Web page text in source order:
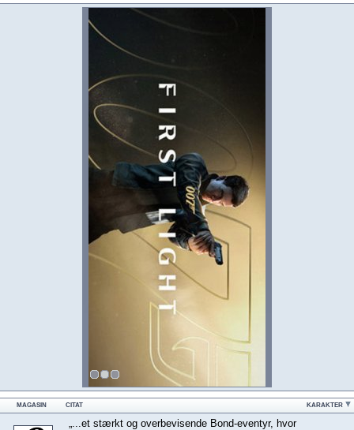
MAGASIN CITAT KARAKTER
„...et stærkt og overbevisende Bond-eventyr, hvor